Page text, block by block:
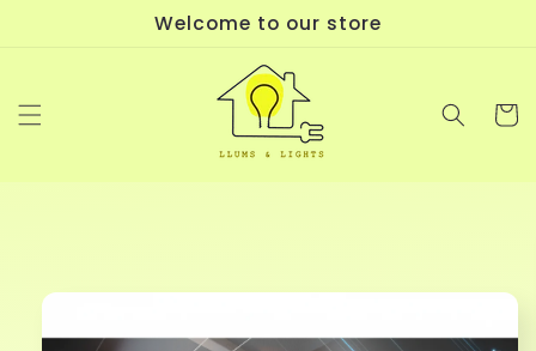
Welcome to our store
Carrito